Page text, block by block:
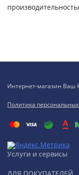
Интернет-магазин Ваш
Политика
Услуги и сервисы